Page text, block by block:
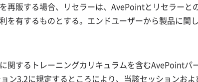
再販する場合、リセラーは、AvePointとリセラー
を有するものとする。エンドユーザーから製品に
関するトレーニングカリキュラムを含むAvePointパ
ン3.2に規定するところにより、当該セッションお